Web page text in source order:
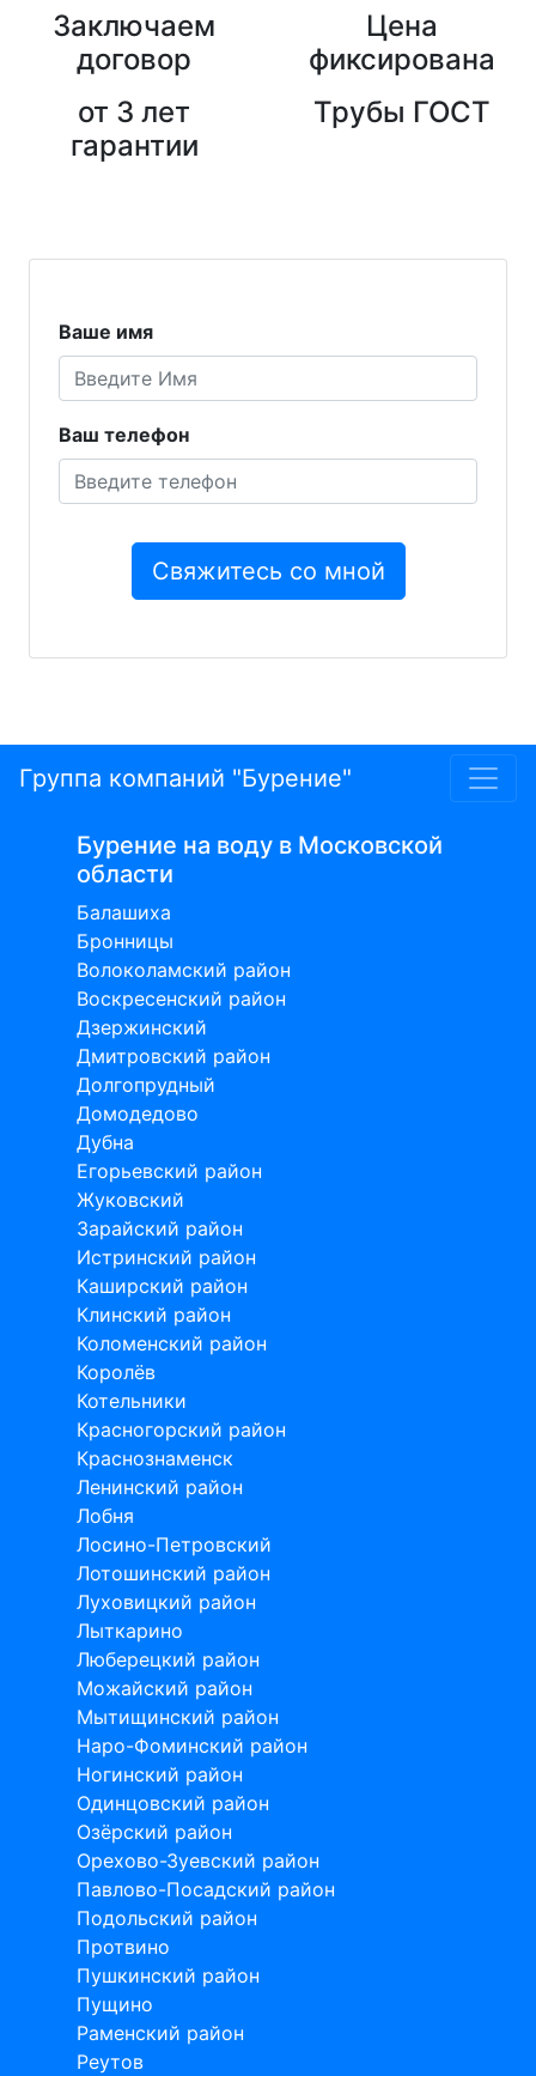
Заключаем
договор
Цена
фиксирована
от 3 лет
гарантии
Трубы ГОСТ
Ваше имя
Ваш телефон
Группа компаний "Бурение"
Бурение на воду в Московской
области
Балашиха
Бронницы
Волоколамский район
Воскресенский район
Дзержинский
Дмитровский район
Долгопрудный
Домодедово
Дубна
Егорьевский район
Жуковский
Зарайский район
Истринский район
Каширский район
Клинский район
Коломенский район
Королёв
Котельники
Красногорский район
Краснознаменск
Ленинский район
Лобня
Лосино-Петровский
Лотошинский район
Луховицкий район
Лыткарино
Люберецкий район
Можайский район
Мытищинский район
Наро-Фоминский район
Ногинский район
Одинцовский район
Озёрский район
Орехово-Зуевский район
Павлово-Посадский район
Подольский район
Протвино
Пушкинский район
Пущино
Раменский район
Реутов